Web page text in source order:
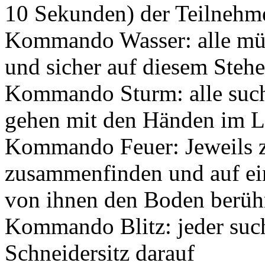
10 Sekunden) der
Kommando Wasser: alle
und sicher auf diesem
Kommando Sturm: alle
gehen mit den Händen im
Kommando Feuer: Jeweils
zusammenfinden und auf
von ihnen den Boden
Kommando Blitz: jeder
Schneidersitz darauf